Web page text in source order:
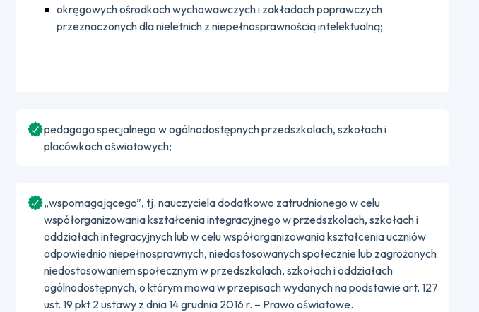
okręgowych ośrodkach wychowawczych i zakładach poprawczych
przeznaczonych dla nieletnich z niepełnosprawnością intelektualną;
pedagoga specjalnego w ogólnodostępnych przedszkolach, szkołach i
placówkach oświatowych;
„wspomagającego”, tj. nauczyciela dodatkowo zatrudnionego w celu
współorganizowania kształcenia integracyjnego w przedszkolach, szkołach i
oddziałach integracyjnych lub w celu współorganizowania kształcenia uczniów
odpowiednio niepełnosprawnych, niedostosowanych społecznie lub zagrożonych
niedostosowaniem społecznym w przedszkolach, szkołach i oddziałach
ogólnodostępnych, o którym mowa w przepisach wydanych na podstawie art. 127
ust. 19 pkt 2 ustawy z dnia 14 grudnia 2016 r. – Prawo oświatowe.